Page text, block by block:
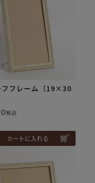
フフレーム（19×30
税込
カートに入れる